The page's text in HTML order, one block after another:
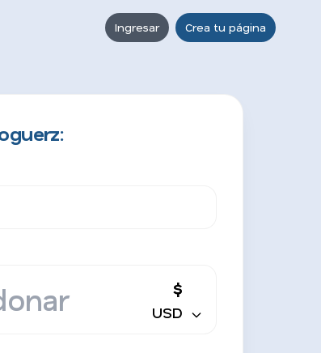
Ingresar Crea tu página
$
USD